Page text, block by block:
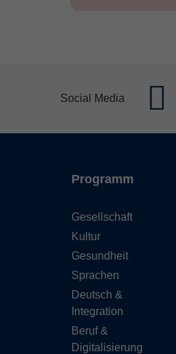
Social Media
Programm
Gesellschaft
Kultur
Gesundheit
Sprachen
Deutsch &
Integration
Beruf &
Digitalisierung